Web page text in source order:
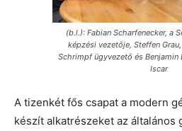
(b.l.): Fabian Scharfenecker, a
képzési vezetője, Steffen
Schrimpf ügyvezető és Benjamin
Iscar
A tizenkét fős csapat a modern
készít alkatrészeket az általános